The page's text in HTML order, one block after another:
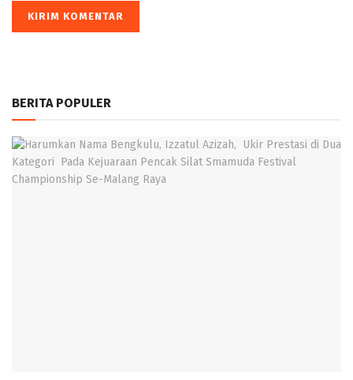
BERITA POPULER